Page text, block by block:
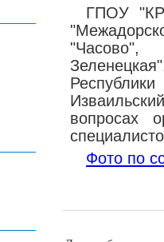
ГПОУ
вопросах
Фото по